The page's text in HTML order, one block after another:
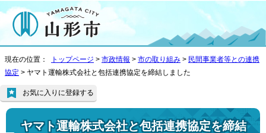
現在の位置： トップページ > 市政情報 > 市の取り組み > 民間事業者等との連携
協定 > ヤマト運輸株式会社と包括連携協定を締結しました
ヤマト運輸株式会社と包括連携協定を締結
お気に入りに登録する